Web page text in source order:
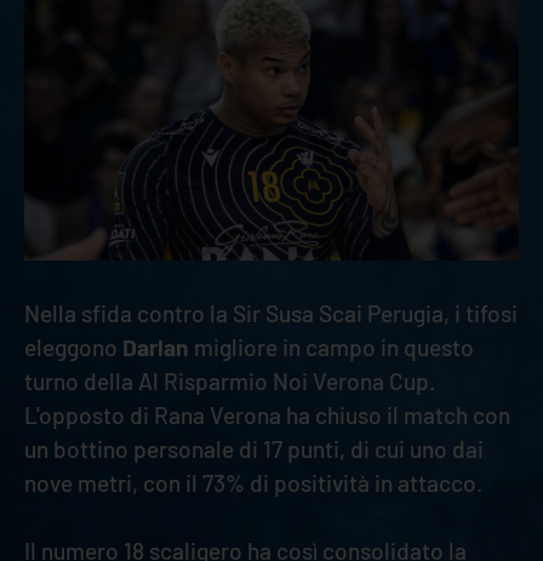
Nella sfida contro la Sir Susa Scai Perugia, i tifosi
eleggono Darlan migliore in campo in questo
turno della Al Risparmio Noi Verona Cup.
L'opposto di Rana Verona ha chiuso il match con
un bottino personale di 17 punti, di cui uno dai
nove metri, con il 73% di positività in attacco.
Il numero 18 scaligero ha così consolidato la